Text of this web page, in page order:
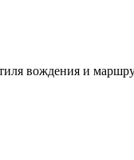
вождения и